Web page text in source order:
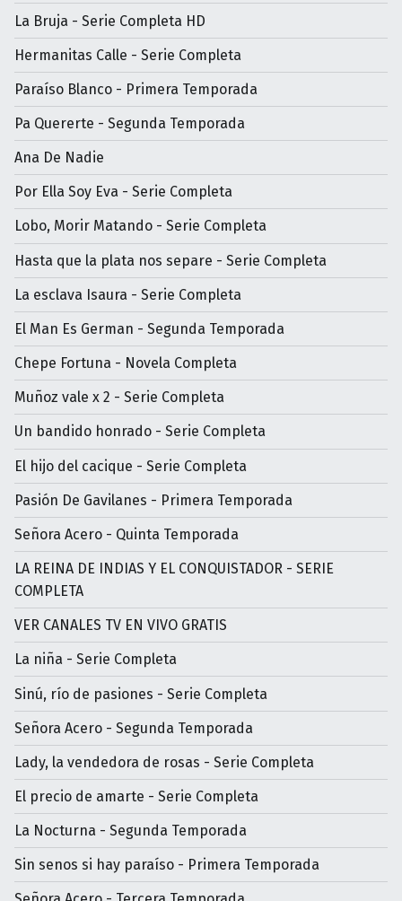
La Bruja - Serie Completa HD
Hermanitas Calle - Serie Completa
Paraíso Blanco - Primera Temporada
Pa Quererte - Segunda Temporada
Ana De Nadie
Por Ella Soy Eva - Serie Completa
Lobo, Morir Matando - Serie Completa
Hasta que la plata nos separe - Serie Completa
La esclava Isaura - Serie Completa
El Man Es German - Segunda Temporada
Chepe Fortuna - Novela Completa
Muñoz vale x 2 - Serie Completa
Un bandido honrado - Serie Completa
El hijo del cacique - Serie Completa
Pasión De Gavilanes - Primera Temporada
Señora Acero - Quinta Temporada
LA REINA DE INDIAS Y EL CONQUISTADOR - SERIE
COMPLETA
VER CANALES TV EN VIVO GRATIS
La niña - Serie Completa
Sinú, río de pasiones - Serie Completa
Señora Acero - Segunda Temporada
Lady, la vendedora de rosas - Serie Completa
El precio de amarte - Serie Completa
La Nocturna - Segunda Temporada
Sin senos si hay paraíso - Primera Temporada